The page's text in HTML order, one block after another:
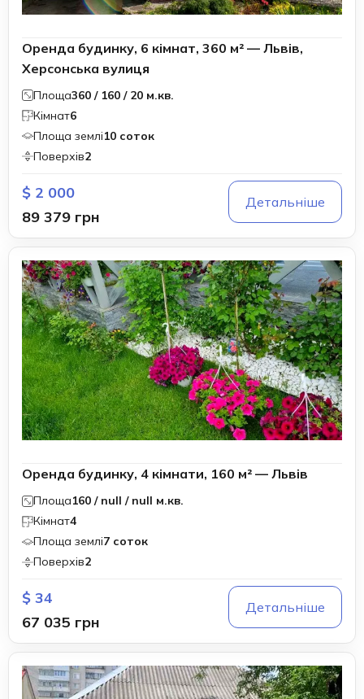
Оренда будинку, 6 кімнат, 360 м² — Львів,
Херсонська вулиця
Площа360 / 160 / 20 м.кв.
Кімнат6
Площа землі10 соток
Поверхів2
$ 2 000
89 379 грн
Детальніше
Оренда будинку, 4 кімнати, 160 м² — Львів
Площа160 / null / null м.кв.
Кімнат4
Площа землі7 соток
Поверхів2
$ 34
67 035 грн
Детальніше